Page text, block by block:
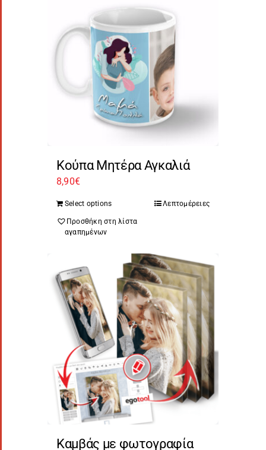
Κούπα Μητέρα Αγκαλιά
8,90€
Select options Λεπτομέρειες
Προσθήκη στη λίστα
αγαπημένων
Καμβάς με φωτογραφία